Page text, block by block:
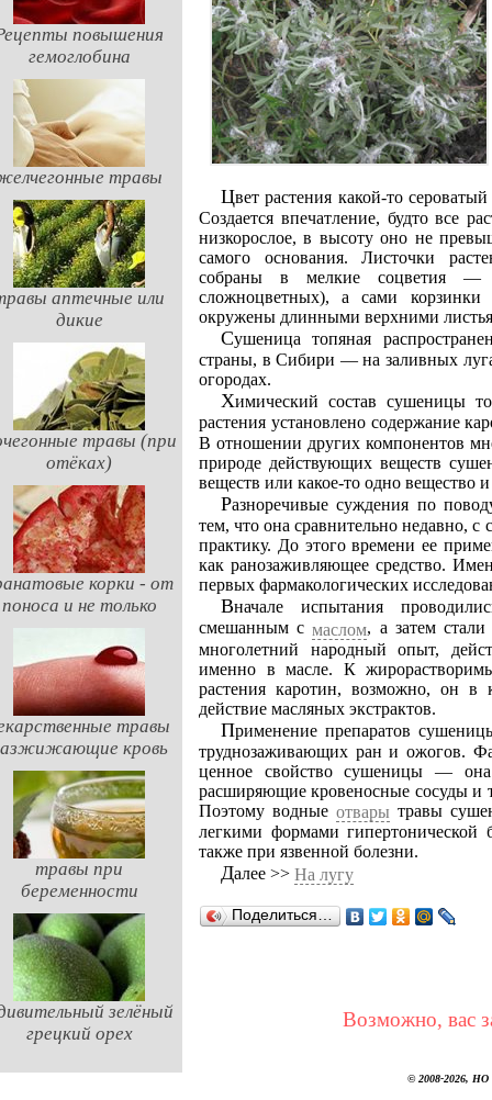
повышения
гемоглобина
травы
аптечные или
дикие
травы (при
отёках)
корки - от
поноса и не только
травы
кровь
травы при
беременности
зелёный
грецкий орех
Цвет растения какой-то сероватый от обилия покрывающих листья и стебель волосков.
Создается впечатление, будто все
низкорослое, в высоту оно не
самого основания. Листочки
собраны в мелкие соцветия —
сложноцветных), а сами
окружены длинными верхними
Сушеница топяная распространена по всей территории европейской части нашей
страны, в Сибири — на заливных
огородах.
Химический состав сушеницы топяной изучен еще далеко не достаточно. В траве
растения установлено содержание
В отношении других компонентов
природе действующих веществ
веществ или какое-то одно вещество
Разноречивые суждения по поводу химического состава сушеницы можно объяснить
тем, что она сравнительно недавно,
практику. До этого времени ее
как ранозаживляющее средство.
первых фармакологических
Вначале испытания
смешанным смаслом, а затем
многолетний народный опыт,
именно в масле. К
растения каротин, возможно, он в
действие масляных экстрактов.
Применение препаратов сушеницы топяной оказалось весьма полезным при лечении
труднозаживающих ран и ожогов.
ценное свойство сушеницы — она
расширяющие кровеносные сосуды и
Поэтому водные отвары травы
легкими формами
также при язвенной болезни.
Далее >> На лугу
Поделиться…
Возможно, вас
© 2008-2026,